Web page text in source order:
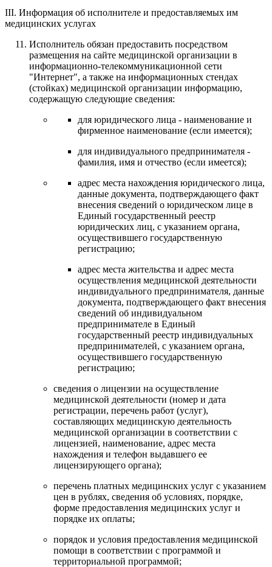
III. Информация об исполнителе и предоставляемых им
медицинских услугах
Исполнитель обязан предоставить посредством
размещения на сайте медицинской организации в
информационно-телекоммуникационной сети
"Интернет", а также на информационных стендах
(стойках) медицинской организации информацию,
содержащую следующие сведения:
для юридического лица - наименование и
фирменное наименование (если имеется);
для индивидуального предпринимателя -
фамилия, имя и отчество (если имеется);
адрес места нахождения юридического лица,
данные документа, подтверждающего факт
внесения сведений о юридическом лице в
Единый государственный реестр
юридических лиц, с указанием органа,
осуществившего государственную
регистрацию;
адрес места жительства и адрес места
осуществления медицинской деятельности
индивидуального предпринимателя, данные
документа, подтверждающего факт внесения
сведений об индивидуальном
предпринимателе в Единый
государственный реестр индивидуальных
предпринимателей, с указанием органа,
осуществившего государственную
регистрацию;
сведения о лицензии на осуществление
медицинской деятельности (номер и дата
регистрации, перечень работ (услуг),
составляющих медицинскую деятельность
медицинской организации в соответствии с
лицензией, наименование, адрес места
нахождения и телефон выдавшего ее
лицензирующего органа);
перечень платных медицинских услуг с указанием
цен в рублях, сведения об условиях, порядке,
форме предоставления медицинских услуг и
порядке их оплаты;
порядок и условия предоставления медицинской
помощи в соответствии с программой и
территориальной программой;